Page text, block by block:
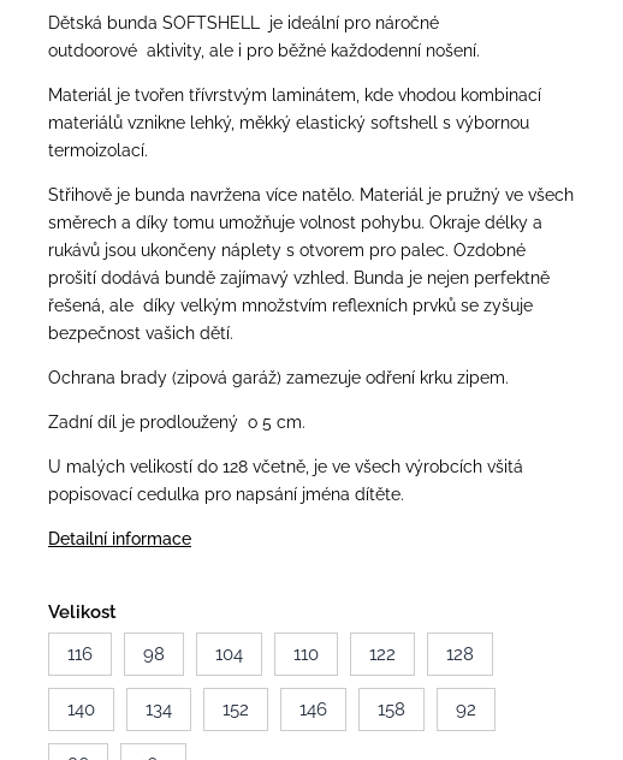
Dětská bunda SOFTSHELL je ideální pro náročné
outdoorové aktivity, ale i pro běžné každodenní nošení.
Materiál je tvořen třívrstvým laminátem, kde vhodou kombinací
materiálů vznikne lehký, měkký elastický softshell s výbornou
termoizolací.
Střihově je bunda navržena více natělo. Materiál je pružný ve všech
směrech a díky tomu umožňuje volnost pohybu. Okraje délky a
rukávů jsou ukončeny náplety s otvorem pro palec. Ozdobné
prošití dodává bundě zajímavý vzhled. Bunda je nejen perfektně
řešená, ale díky velkým množstvím reflexních prvků se zyšuje
bezpečnost vašich dětí.
Ochrana brady (zipová garáž) zamezuje odření krku zipem.
Zadní díl je prodloužený o 5 cm.
U malých velikostí do 128 včetně, je ve všech výrobcích všitá
popisovací cedulka pro napsání jména dítěte.
Detailní informace
Velikost
116
98 104 110 122 128
140 134 152 146 158 92